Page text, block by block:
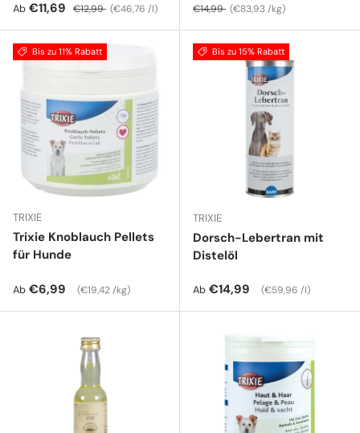
Verkaufspreis
Ab €11,69 Normaler Preis
€12,99 Grundpreis
€46,76 /l Normaler Preis
€14,99 Grundpreis
€83,93 /kg
Bis zu 11% Rabatt
TRIXIE
Trixie Knoblauch Pellets
für Hunde
Normaler Preis
Ab €6,99 Grundpreis
€19,42 /kg
Bis zu 15% Rabatt
TRIXIE
Dorsch-Lebertran mit
Distelöl
Normaler Preis
Ab €14,99 Grundpreis
€59,96 /l